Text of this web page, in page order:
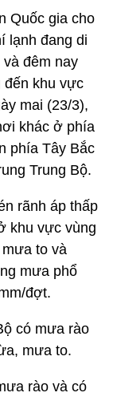
Quốc gia cho
lạnh đang di
đêm nay
đến khu vực
mai (23/3),
khác ở phía
phía Tây Bắc
Trung Bộ.
rãnh áp thấp
khu vực vùng
to và
mưa phổ
đợt.
có mưa rào
mưa to.
rào và có